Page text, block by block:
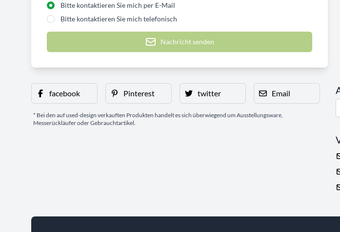
Bitte kontaktieren Sie mich per E-Mail
Bitte kontaktieren Sie mich telefonisch
Nachricht senden
facebook Pinterest twitter Email
* Bei den auf used-design verkauften Produkten handelt es sich überwiegend um Ausstellungsware,
Messerückläufer oder Gebrauchtartikel.